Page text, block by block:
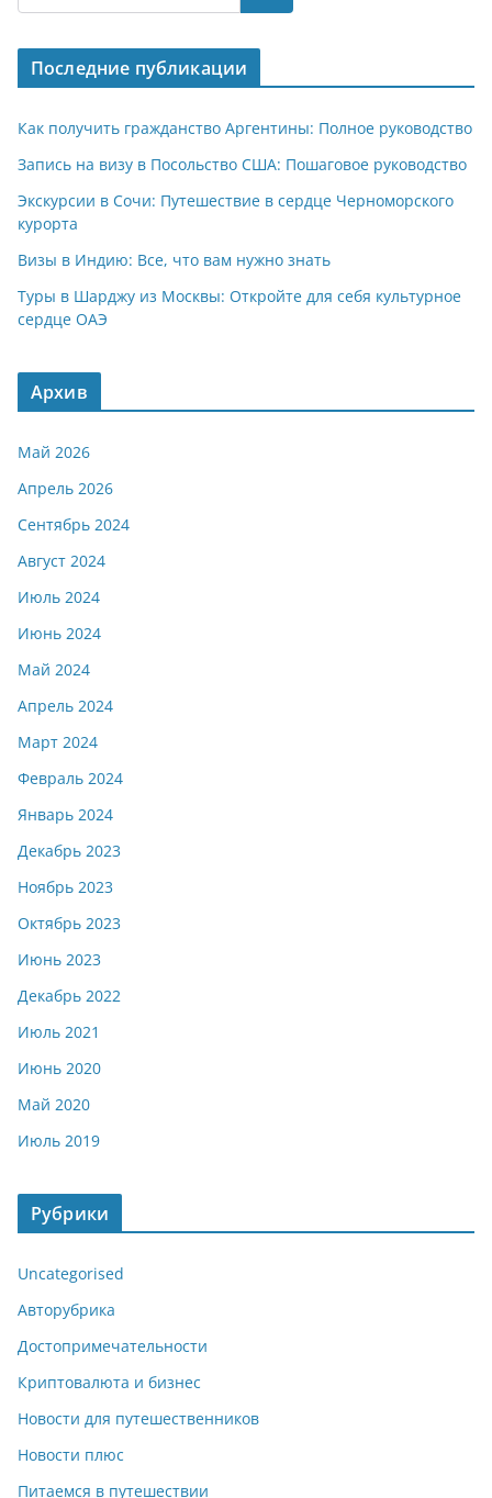
Последние публикации
Как получить гражданство Аргентины: Полное руководство
Запись на визу в Посольство США: Пошаговое руководство
Экскурсии в Сочи: Путешествие в сердце Черноморского
курорта
Визы в Индию: Все, что вам нужно знать
Туры в Шарджу из Москвы: Откройте для себя культурное
сердце ОАЭ
Архив
Май 2026
Апрель 2026
Сентябрь 2024
Август 2024
Июль 2024
Июнь 2024
Май 2024
Апрель 2024
Март 2024
Февраль 2024
Январь 2024
Декабрь 2023
Ноябрь 2023
Октябрь 2023
Июнь 2023
Декабрь 2022
Июль 2021
Июнь 2020
Май 2020
Июль 2019
Рубрики
Uncategorised
Авторубрика
Достопримечательности
Криптовалюта и бизнес
Новости для путешественников
Новости плюс
Питаемся в путешествии